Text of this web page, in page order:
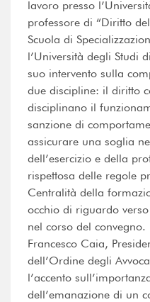
lavoro presso
professore di “Diritto
Scuola di
l’Università degli Studi
suo intervento sulla
due discipline: il diritto
disciplinano il
sanzione di
assicurare una soglia
dell’esercizio e della
rispettosa delle regole
Centralità della
occhio di riguardo
nel corso del convegno.
Francesco Caia,
dell’Ordine degli
l’accento
dell’emanazione di un